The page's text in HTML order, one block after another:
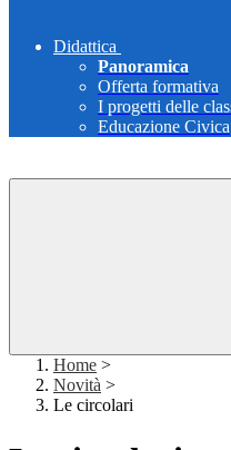
Didattica
Panoramica
Offerta formativa
I progetti delle
Educazione Civica
Home >
Novità >
Le circolari